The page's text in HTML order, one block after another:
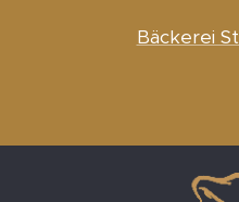
Bäckerei